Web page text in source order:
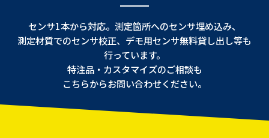
センサ1本から対応。測定箇所へのセンサ埋め込み、
測定材質でのセンサ校正、デモ用センサ無料貸し出し等も
行っています。
特注品・カスタマイズのご相談も
こちらからお問い合わせください。